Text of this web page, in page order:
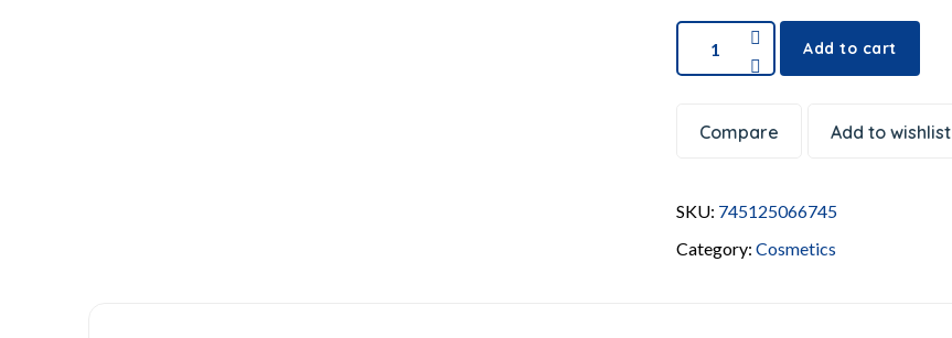
Add to cart
Compare Add to wishlist
SKU: 745125066745
Category:Cosmetics